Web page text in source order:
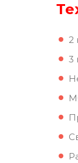
2
3